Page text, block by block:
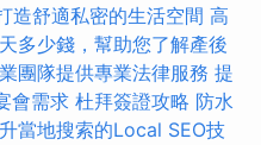
造舒適私密的生活空間 高
多少錢，幫助您了解產後
團隊提供專業法律服務 提
會需求 杜拜簽證攻略 防水
當地搜索的Local SEO技